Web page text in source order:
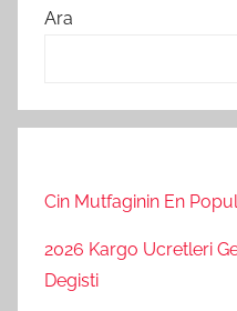
Ara
Cin Mutfaginin En
2026 Kargo Ucretleri
Degisti